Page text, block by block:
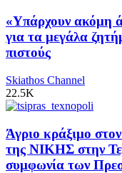
«Υπάρχουν ακόμη
για τα μεγάλα
πιστούς
Skiathos Channel
22.5K
Άγριο κράξιμο
της ΝΙΚΗΣ στην
συμφωνία των